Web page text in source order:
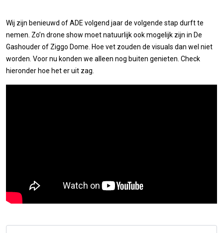
Wij zijn benieuwd of ADE volgend jaar de volgende stap durft te
nemen. Zo’n drone show moet natuurlijk ook mogelijk zijn in De
Gashouder of Ziggo Dome. Hoe vet zouden de visuals dan wel niet
worden. Voor nu konden we alleen nog buiten genieten. Check
hieronder hoe het er uit zag.